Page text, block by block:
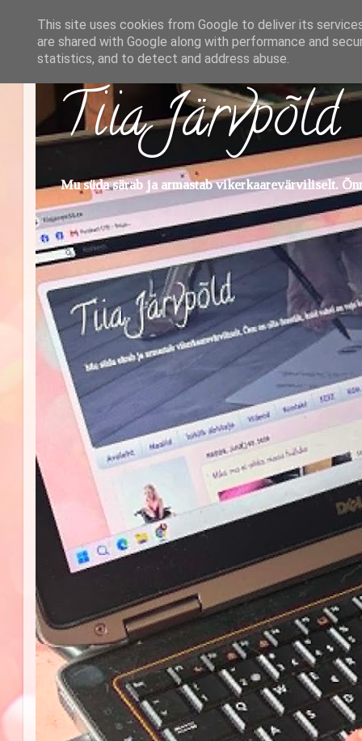
Tiia Järvpõld
Mu süda särab ja armastab vikerkaarevärviliselt.
This site uses cookies from Google to deliver its
are shared with Google along with performance and
statistics, and to detect and address abuse.